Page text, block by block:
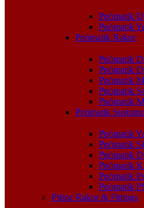
Pnömatik
Pnömatik
Pnömatik Rakor
Pnömatik
Pnömatik
Pnömatik
Pnömatik
Pnömatik
Pnömatik
Pnömatik
Pnömatik
Pnömatik
Pnömatik
Pnömatik
Pnömatik
Pirinç Rakor & Fittings